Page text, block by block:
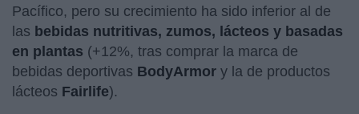
Pacífico, pero su crecimiento ha sido inferior al de
las bebidas nutritivas, zumos, lácteos y basadas
en plantas (+12%, tras comprar la marca de
bebidas deportivas BodyArmor y la de productos
lácteos Fairlife).